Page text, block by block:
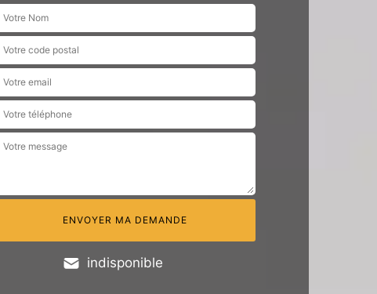
indisponible